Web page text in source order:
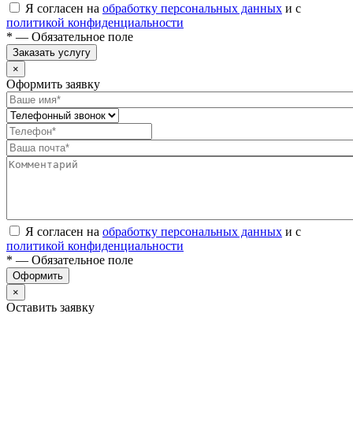
Я согласен на обработку персональных данных и с
политикой конфиденциальности
* — Обязательное поле
Заказать услугу
×
Оформить заявку
Я согласен на обработку персональных данных и с
политикой конфиденциальности
* — Обязательное поле
Оформить
×
Оставить заявку